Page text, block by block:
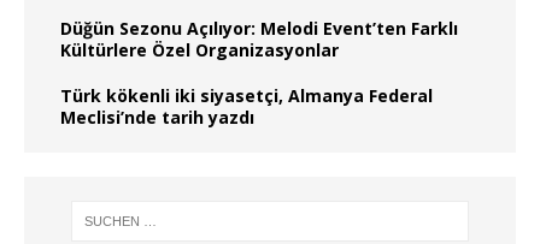
Düğün Sezonu Açılıyor: Melodi Event’ten Farklı
Kültürlere Özel Organizasyonlar
Türk kökenli iki siyasetçi, Almanya Federal
Meclisi’nde tarih yazdı